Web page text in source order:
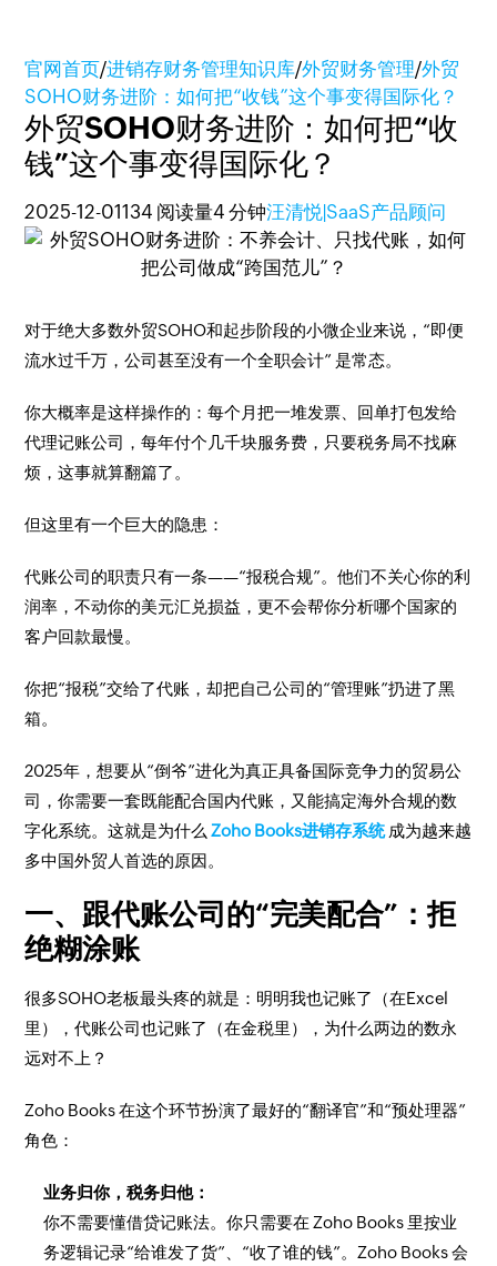
官网首页/进销存财务管理知识库/外贸财务管理/外贸
SOHO财务进阶：如何把“收钱”这个事变得国际化？
外贸SOHO财务进阶：如何把“收
钱”这个事变得国际化？
2025-12-01134 阅读量4 分钟汪清悦|SaaS产品顾问
对于绝大多数外贸SOHO和起步阶段的小微企业来说，“即便
流水过千万，公司甚至没有一个全职会计” 是常态。
你大概率是这样操作的：每个月把一堆发票、回单打包发给
代理记账公司，每年付个几千块服务费，只要税务局不找麻
烦，这事就算翻篇了。
但这里有一个巨大的隐患：
代账公司的职责只有一条——“报税合规”。他们不关心你的利
润率，不动你的美元汇兑损益，更不会帮你分析哪个国家的
客户回款最慢。
你把“报税”交给了代账，却把自己公司的“管理账”扔进了黑
箱。
2025年，想要从“倒爷”进化为真正具备国际竞争力的贸易公
司，你需要一套既能配合国内代账，又能搞定海外合规的数
字化系统。这就是为什么 Zoho Books进销存系统成为越来越
多中国外贸人首选的原因。
一、跟代账公司的“完美配合”：拒
绝糊涂账
很多SOHO老板最头疼的就是：明明我也记账了（在Excel
里），代账公司也记账了（在金税里），为什么两边的数永
远对不上？
Zoho Books 在这个环节扮演了最好的“翻译官”和“预处理器”
角色：
业务归你，税务归他：
你不需要懂借贷记账法。你只需要在 Zoho Books 里按业
务逻辑记录“给谁发了货”、“收了谁的钱”。Zoho Books 会